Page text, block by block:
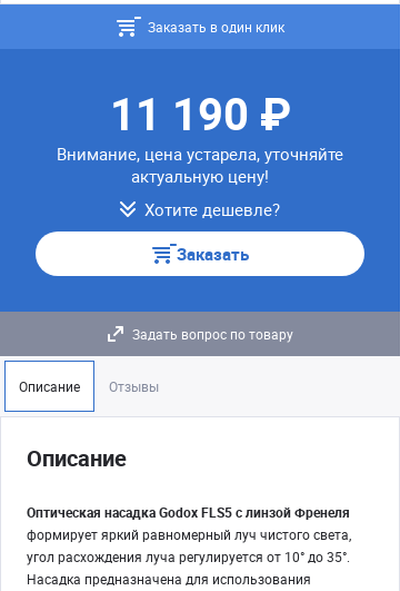
Заказать в один клик
11 190 ₽
Внимание, цена устарела, уточняйте
актуальную цену!
Хотите дешевле?
Заказать
Задать вопрос по товару
Описание Отзывы
Описание
Оптическая насадка Godox FLS5 с линзой Френеля
формирует яркий равномерный луч чистого света,
угол расхождения луча регулируется от 10° до 35°.
Насадка предназначена для использования